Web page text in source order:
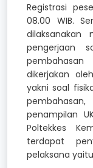
Registrasi
08.00 WIB.
dilaksanakan
pengerjaan
dikerjakan
yakni soal
penampilan
Poltekkes
terdapat
pelaksana